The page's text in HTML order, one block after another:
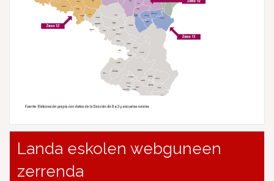
Landa eskolen webguneen
zerrenda